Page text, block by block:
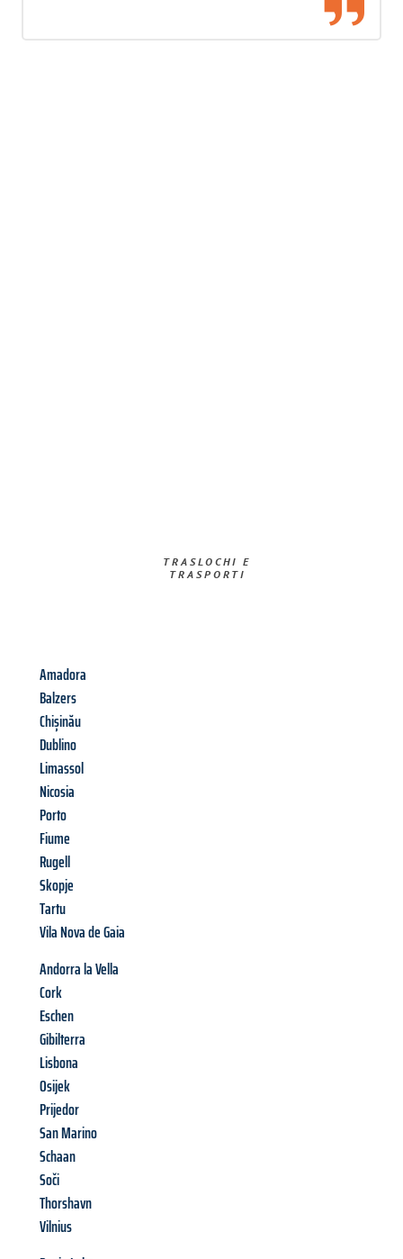
TRASLOCHI E
TRASPORTI​
Amadora
Balzers
Chișinău
Dublino
Limassol
Nicosia
Porto
Fiume
Rugell
Skopje
Tartu
Vila Nova de Gaia
Andorra la Vella
Cork
Eschen
Gibilterra
Lisbona
Osijek
Prijedor
San Marino
Schaan
Soči
Thorshavn
Vilnius